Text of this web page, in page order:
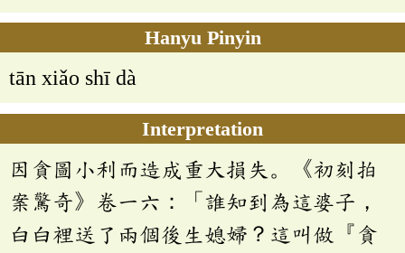
Hanyu Pinyin
tān xiǎo shī dà
Interpretation
因貪圖小利而造成重大損失。《初刻拍
案驚奇》卷一六：「誰知到為這婆子，
白白裡送了兩個後生媳婦？這叫做『貪